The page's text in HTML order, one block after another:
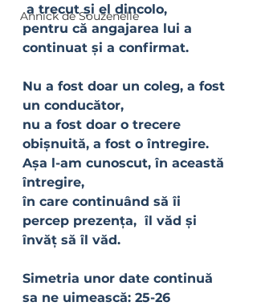
Annick de Souzenelle
a trecut și el dincolo,
pentru că angajarea lui a
continuat și a confirmat.
Nu a fost doar un coleg, a fost
un conducător,
nu a fost doar o trecere
obișnuită, a fost o întregire.
Așa l-am cunoscut, în această
întregire,
în care continuând să îi
percep prezența,  îl văd și
învăț să îl văd.
Simetria unor date continuă
sa ne uimească: 25-26